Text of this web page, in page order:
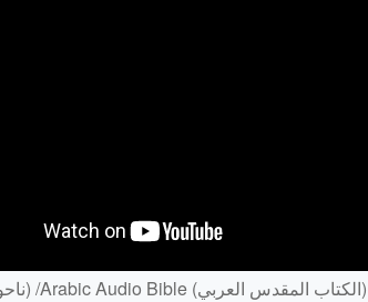
Nahum (ناحوم) /Arabic Audio Bible (الكتاب المقدس العربي)